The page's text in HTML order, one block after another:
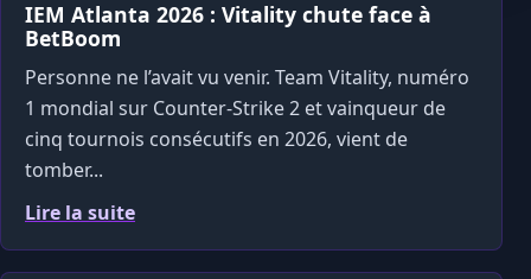
IEM Atlanta 2026 : Vitality chute face à
BetBoom
Personne ne l’avait vu venir. Team Vitality, numéro
1 mondial sur Counter-Strike 2 et vainqueur de
cinq tournois consécutifs en 2026, vient de
tomber...
Lire la suite